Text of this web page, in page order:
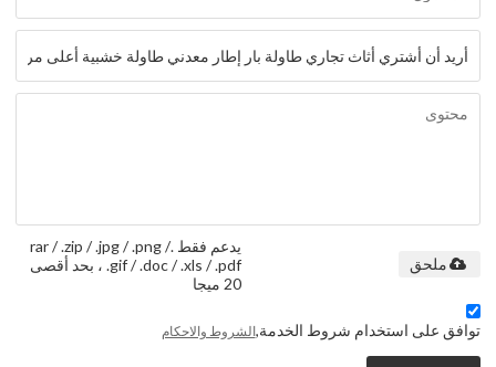
يدعم فقط .rar / .zip / .jpg / .png /
.gif / .doc / .xls / .pdf ، بحد أقصى
20 ميجا
ملحق
توافق على استخدام شروط الخدمة,الشروط والاحكام